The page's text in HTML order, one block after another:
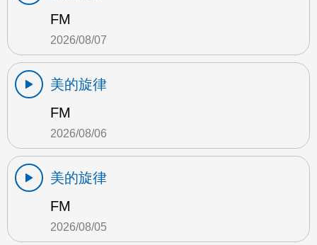
FM
2026/08/07
美的旋律
FM
2026/08/06
美的旋律
FM
2026/08/05